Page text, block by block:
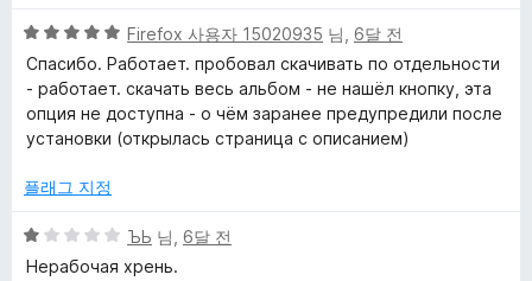
점
5
점
만
점
에
점
Firefox 사용자 15020935 님, 6달 전
Спасибо. Работает. пробовал скачивать по отдельности
- работает. скачать весь альбом - не нашёл кнопку, эта
опция не доступна - о чём заранее предупредили после
установки (открылась страница с описанием)
플래그 지정
5
점
ЪЬ 님, 6달 전
Нерабочая хрень.